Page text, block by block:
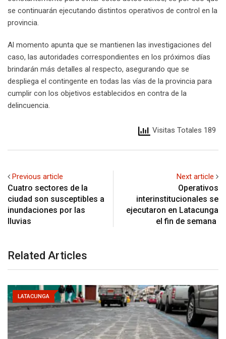
se continuarán ejecutando distintos operativos de control en la
provincia.
Al momento apunta que se mantienen las investigaciones del
caso, las autoridades correspondientes en los próximos días
brindarán más detalles al respecto, asegurando que se
despliega el contingente en todas las vías de la provincia para
cumplir con los objetivos establecidos en contra de la
delincuencia.
Visitas Totales 189
Previous article
Cuatro sectores de la
ciudad son susceptibles a
inundaciones por las
lluvias
Next article
Operativos
interinstitucionales se
ejecutaron en Latacunga
el fin de semana
Related Articles
LATACUNGA